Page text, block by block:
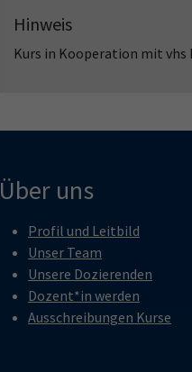
Hinweis
Kurs in Kooperation mit vhs
Über uns
Profil und Leitbild
Unser Team
Unsere Dozierenden
Dozent*in werden
Ausschreibungen Kurse